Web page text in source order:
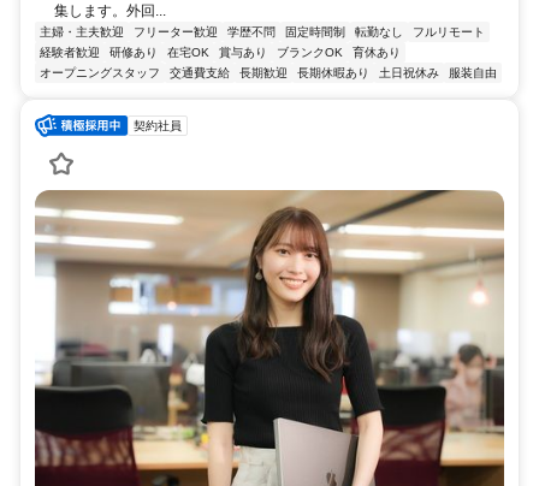
集します。外回...
主婦・主夫歓迎 フリーター歓迎 学歴不問 固定時間制 転勤なし
フルリモート
経験者歓迎
研修あり 在宅OK 賞与あり ブランクOK
育休あり
オープニングスタッフ
交通費支給 長期歓迎 長期休暇あり 土日祝休み 服装自由
契約社員